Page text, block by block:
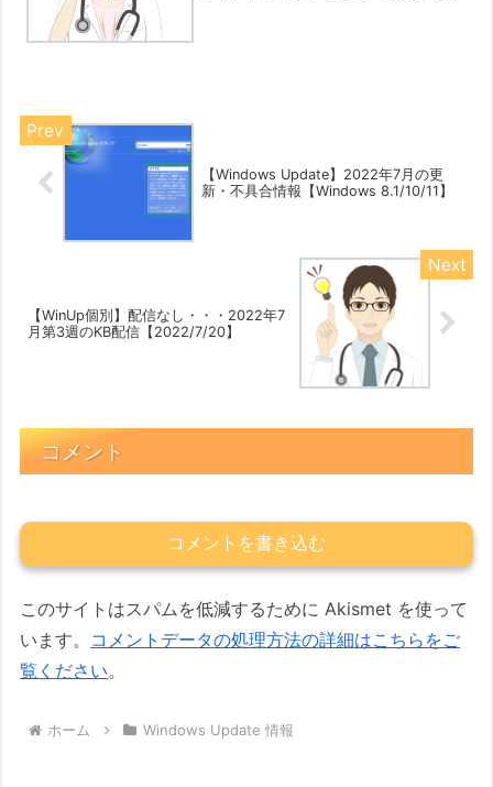
【Windows Update】2022年7月の更
新・不具合情報【Windows 8.1/10/11】
【WinUp個別】配信なし・・・2022年7
月第3週のKB配信【2022/7/20】
コメント
コメントを書き込む
このサイトはスパムを低減するために Akismet を使って
います。 コメントデータの処理方法の詳細はこちらをご
覧ください。
ホーム Windows Update 情報